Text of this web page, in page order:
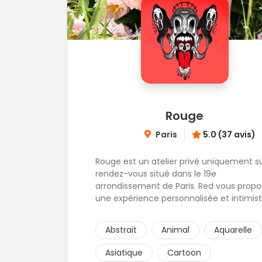
Rouge
Paris 5.0 (37 avis)
Rouge est un atelier privé uniquement
rendez-vous situé dans le 19e
arrondissement de Paris. Red vous propose
une expérience personnalisée et
?"C'est simple, cela permet de proposer
même qualité de service à tous les
tatoué(e)s. L'intérêt est de prendre son
temps, faire les bons choix, et toujours se
Abstrait Animal
Aquarelle
Asiatique
Cartoon